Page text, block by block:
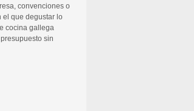
convenciones o
el que degustar lo
cocina gallega
sin